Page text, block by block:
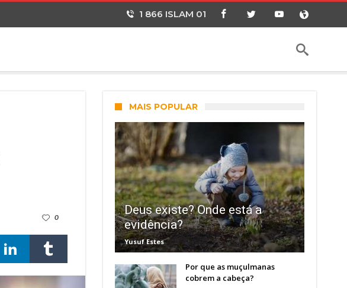
1 866 ISLAM 01
0
MAIS POPULAR
Deus existe? Onde está a
evidência?
Yusuf Estes
Por que as muçulmanas
cobrem a cabeça?